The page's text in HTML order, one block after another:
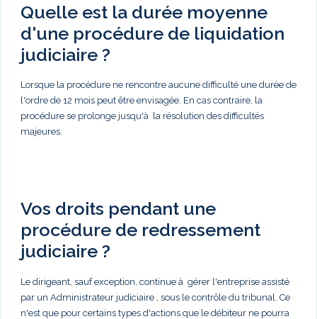
Quelle est la durée moyenne
d'une procédure de liquidation
judiciaire ?
Lorsque la procédure ne rencontre aucune difficulté une durée de
l'ordre de 12 mois peut être envisagée. En cas contraire, la
procédure se prolonge jusqu'à la résolution des difficultés
majeures.
Vos droits pendant une
procédure de redressement
judiciaire ?
Le dirigeant, sauf exception, continue à gérer l'entreprise assisté
par un Administrateur judiciaire , sous le contrôle du tribunal. Ce
n'est que pour certains types d'actions que le débiteur ne pourra